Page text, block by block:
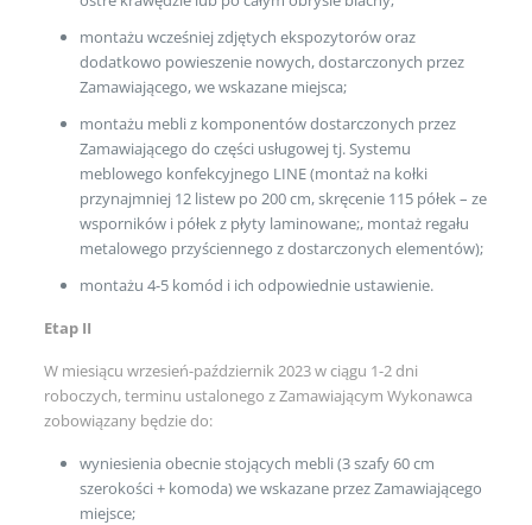
montażu wcześniej zdjętych ekspozytorów oraz
dodatkowo powieszenie nowych, dostarczonych przez
Zamawiającego, we wskazane miejsca;
montażu mebli z komponentów dostarczonych przez
Zamawiającego do części usługowej tj. Systemu
meblowego konfekcyjnego LINE (montaż na kołki
przynajmniej 12 listew po 200 cm, skręcenie 115 półek – ze
wsporników i półek z płyty laminowane;, montaż regału
metalowego przyściennego z dostarczonych elementów);
montażu 4-5 komód i ich odpowiednie ustawienie.
Etap II
W miesiącu wrzesień-październik 2023 w ciągu 1-2 dni
roboczych, terminu ustalonego z Zamawiającym Wykonawca
zobowiązany będzie do:
wyniesienia obecnie stojących mebli (3 szafy 60 cm
szerokości + komoda) we wskazane przez Zamawiającego
miejsce;